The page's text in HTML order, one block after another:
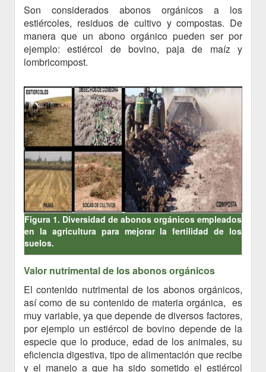
Son considerados abonos orgánicos a los
estiércoles, residuos de cultivo y compostas. De
manera que un abono orgánico pueden ser por
ejemplo: estiércol de bovino, paja de maíz y
lombricompost.
Figura 1. Diversidad de abonos orgánicos empleados
en la agricultura para mejorar la fertilidad de los
suelos.
Valor nutrimental de los abonos orgánicos
El contenido nutrimental de los abonos orgánicos,
así como de su contenido de materia orgánica, es
muy variable, ya que depende de diversos factores,
por ejemplo un estiércol de bovino depende de la
especie que lo produce, edad de los animales, su
eficiencia digestiva, tipo de alimentación que recibe
y el manejo a que ha sido sometido el estiércol